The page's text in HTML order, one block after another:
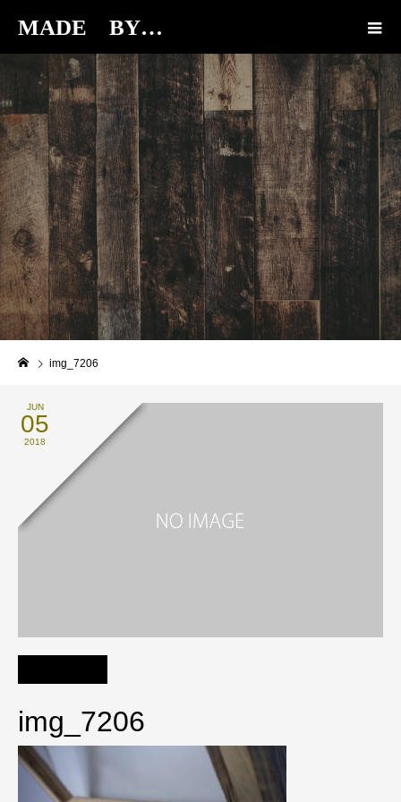
MADE BY…
img_7206
JUN
05
2018
img_7206